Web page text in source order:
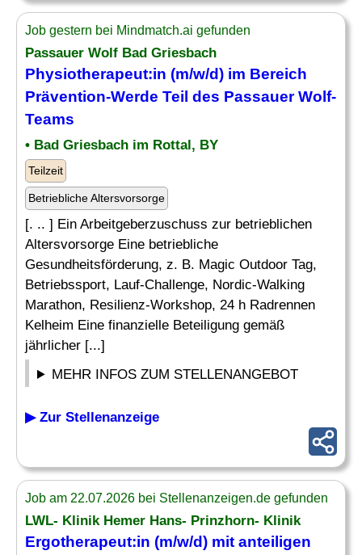
Job gestern bei Mindmatch.ai gefunden
Passauer Wolf Bad Griesbach
Physiotherapeut:in (m/w/d) im Bereich
Prävention-Werde Teil des Passauer Wolf-
Teams
• Bad Griesbach im Rottal, BY
Teilzeit
Betriebliche Altersvorsorge
[. .. ] Ein Arbeitgeberzuschuss zur betrieblichen
Altersvorsorge Eine betriebliche
Gesundheitsförderung, z. B. Magic Outdoor Tag,
Betriebssport, Lauf-Challenge, Nordic-Walking
Marathon, Resilienz-Workshop, 24 h Radrennen
Kelheim Eine finanzielle Beteiligung gemäß
jährlicher [...]
MEHR INFOS ZUM STELLENANGEBOT
▶ Zur Stellenanzeige
Job am 22.07.2026 bei Stellenanzeigen.de gefunden
LWL- Klinik Hemer Hans- Prinzhorn- Klinik
Ergotherapeut:in (m/w/d) mit anteiligen